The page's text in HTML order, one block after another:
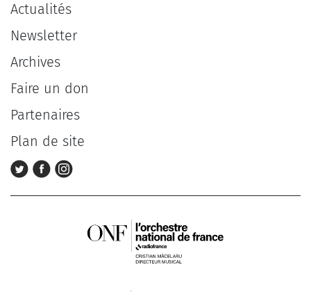
Actualités
Newsletter
Archives
Faire un don
Partenaires
Plan de site